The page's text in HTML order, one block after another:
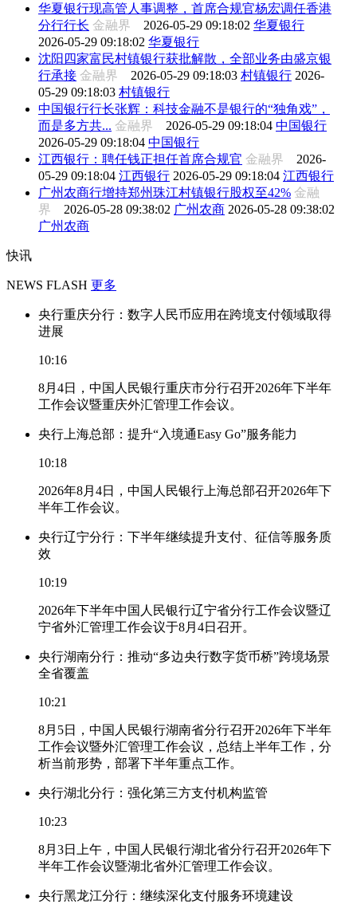
华夏银行现高管人事调整，首席合规官杨宏调任香港
分行行长 金融界 2026-05-29 09:18:02 华夏银行
2026-05-29 09:18:02 华夏银行
沈阳四家富民村镇银行获批解散，全部业务由盛京银
行承接 金融界 2026-05-29 09:18:03 村镇银行 2026-
05-29 09:18:03 村镇银行
中国银行行长张辉：科技金融不是银行的“独角戏”，
而是多方共... 金融界 2026-05-29 09:18:04 中国银行
2026-05-29 09:18:04 中国银行
江西银行：聘任钱正担任首席合规官 金融界 2026-
05-29 09:18:04 江西银行 2026-05-29 09:18:04 江西银行
广州农商行增持郑州珠江村镇银行股权至42% 金融
界 2026-05-28 09:38:02 广州农商 2026-05-28 09:38:02
广州农商
快讯
NEWS FLASH 更多
央行重庆分行：数字人民币应用在跨境支付领域取得
进展
10:16
8月4日，中国人民银行重庆市分行召开2026年下半年
工作会议暨重庆外汇管理工作会议。
央行上海总部：提升“入境通Easy Go”服务能力
10:18
2026年8月4日，中国人民银行上海总部召开2026年下
半年工作会议。
央行辽宁分行：下半年继续提升支付、征信等服务质
效
10:19
2026年下半年中国人民银行辽宁省分行工作会议暨辽
宁省外汇管理工作会议于8月4日召开。
央行湖南分行：推动“多边央行数字货币桥”跨境场景
全省覆盖
10:21
8月5日，中国人民银行湖南省分行召开2026年下半年
工作会议暨外汇管理工作会议，总结上半年工作，分
析当前形势，部署下半年重点工作。
央行湖北分行：强化第三方支付机构监管
10:23
8月3日上午，中国人民银行湖北省分行召开2026年下
半年工作会议暨湖北省外汇管理工作会议。
央行黑龙江分行：继续深化支付服务环境建设